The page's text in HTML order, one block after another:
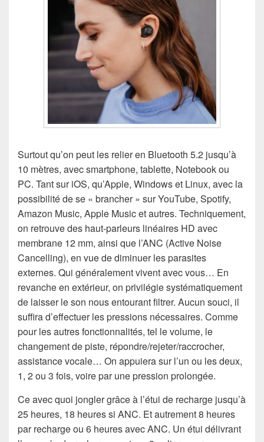
Surtout qu’on peut les relier en Bluetooth 5.2 jusqu’à
10 mètres, avec smartphone, tablette, Notebook ou
PC. Tant sur iOS, qu’Apple, Windows et Linux, avec la
possibilité de se « brancher » sur YouTube, Spotify,
Amazon Music, Apple Music et autres. Techniquement,
on retrouve des haut-parleurs linéaires HD avec
membrane 12 mm, ainsi que l’ANC (Active Noise
Cancelling), en vue de diminuer les parasites
externes. Qui généralement vivent avec vous… En
revanche en extérieur, on privilégie systématiquement
de laisser le son nous entourant filtrer. Aucun souci, il
suffira d’effectuer les pressions nécessaires. Comme
pour les autres fonctionnalités, tel le volume, le
changement de piste, répondre/rejeter/raccrocher,
assistance vocale… On appuiera sur l’un ou les deux,
1, 2 ou 3 fois, voire par une pression prolongée.
Ce avec quoi jongler grâce à l’étui de recharge jusqu’à
25 heures, 18 heures si ANC. Et autrement 8 heures
par recharge ou 6 heures avec ANC. Un étui délivrant